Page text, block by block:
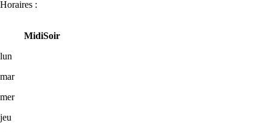
Horaires :
MidiSoir
lun
mar
mer
jeu